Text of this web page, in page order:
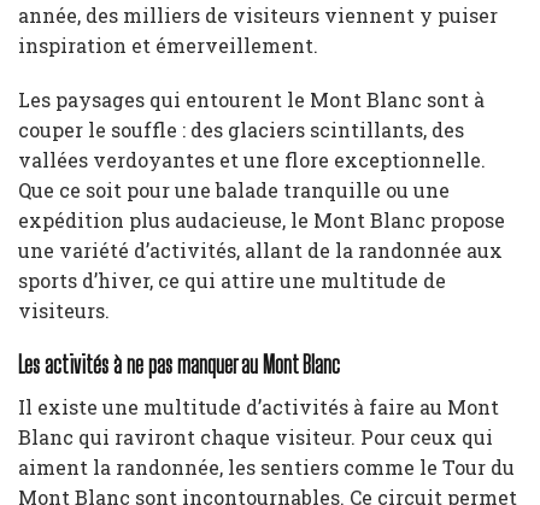
année, des milliers de visiteurs viennent y puiser
inspiration et émerveillement.
Les paysages qui entourent le Mont Blanc sont à
couper le souffle : des glaciers scintillants, des
vallées verdoyantes et une flore exceptionnelle.
Que ce soit pour une balade tranquille ou une
expédition plus audacieuse, le Mont Blanc propose
une variété d’activités, allant de la randonnée aux
sports d’hiver, ce qui attire une multitude de
visiteurs.
Les activités à ne pas manquer au Mont Blanc
Il existe une multitude d’activités à faire au Mont
Blanc qui raviront chaque visiteur. Pour ceux qui
aiment la randonnée, les sentiers comme le Tour du
Mont Blanc sont incontournables. Ce circuit permet